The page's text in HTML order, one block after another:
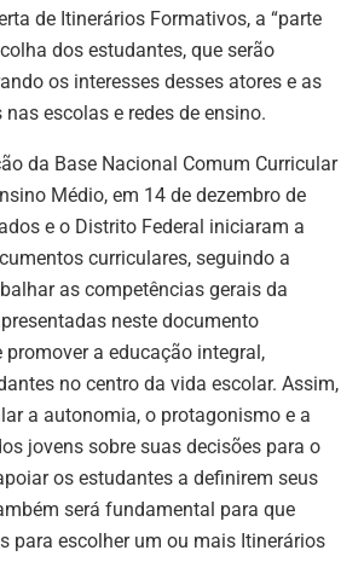
de Itinerários Formativos, a “parte
dos estudantes, que serão
os interesses desses atores e as
escolas e redes de ensino.
da Base Nacional Comum Curricular
Médio, em 14 de dezembro de
e o Distrito Federal iniciaram a
curriculares, seguindo a
as competências gerais da
neste documento
promover a educação integral,
no centro da vida escolar. Assim,
a autonomia, o protagonismo e a
jovens sobre suas decisões para o
os estudantes a definirem seus
será fundamental para que
para escolher um ou mais Itinerários